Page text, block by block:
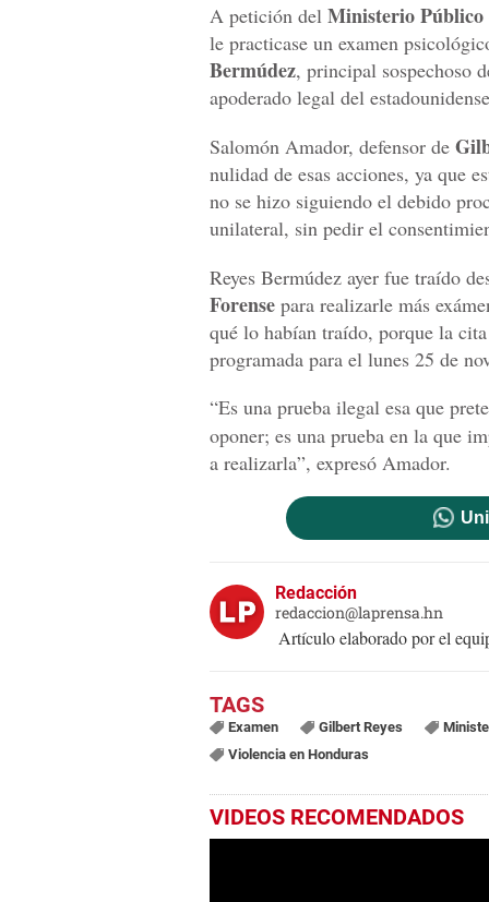
A petición del Ministerio Público
le practicase un examen
Bermúdez, principal sospechoso
apoderado legal del
Salomón Amador, defensor de
nulidad de esas acciones, ya que
no se hizo siguiendo el debido
unilateral, sin pedir el
Reyes Bermúdez ayer fue traído
Forense para realizarle más
qué lo habían traído, porque la
programada para el lunes 25 de
“Es una prueba ilegal esa que
oponer; es una prueba en la que
a realizarla”, expresó Amador.
Redacción
redaccion@laprensa.hn
Artículo elaborado por el
Examen Gilbert Reyes
Violencia en Honduras
VIDEOS RECOMENDADOS